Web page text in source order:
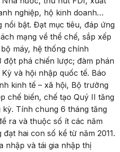
nghiệp, hộ kinh doanh…
nổi bật. Đạt mục tiêu, đáp ứng
mạng về thể chế, sắp xếp
máy, hệ thống chính
đột phá chiến lược; đàm phán
và hội nhập quốc tế. Báo
kinh tế – xã hội, Bộ trưởng
chế biến, chế tạo Quý II tăng
kỳ. Tính chung 6 tháng tăng
ra và thuộc số ít các năm
hai con số kể từ năm 2011.
nhập và tái gia nhập thị